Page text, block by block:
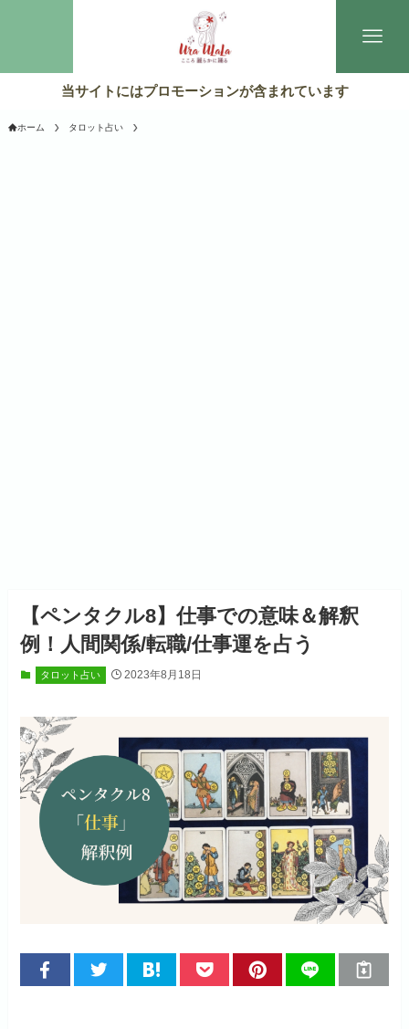
当サイトにはプロモーションが含まれています
ホーム タロット占い
【ペンタクル8】仕事での意味＆解釈
例！人間関係/転職/仕事運を占う
タロット占い 2023年8月18日